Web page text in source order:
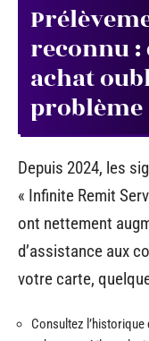
reconnu
achat
problème
Depuis 2024, les
« Infinite Remit
ont nettement
d’assistance aux
votre carte,
Consultez